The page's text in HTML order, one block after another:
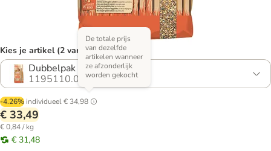
Kies je artikel (2 varianten)
Dubbelpak 2 x 20 kg
1195110.0
-4.26% individueel€ 34,98
De totale prijs
van dezelfde
artikelen wanneer
ze afzonderlijk
worden gekocht
€ 33,49
€ 0,84 / kg
€ 31,48